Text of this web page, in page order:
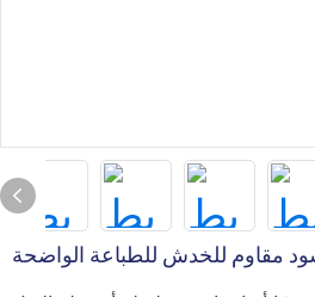
مقاوم للخدش للطباعة الواضحة